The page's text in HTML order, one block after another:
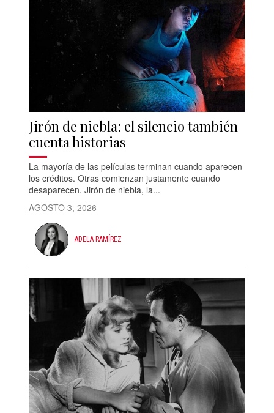
Jirón de niebla: el silencio también
cuenta historias
La mayoría de las películas terminan cuando aparecen
los créditos. Otras comienzan justamente cuando
desaparecen. Jirón de niebla, la...
AGOSTO 3, 2026
ADELA RAMÍREZ